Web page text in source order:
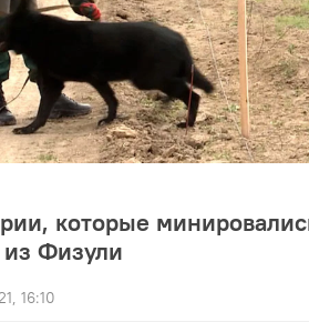
которые
Физули
16:10